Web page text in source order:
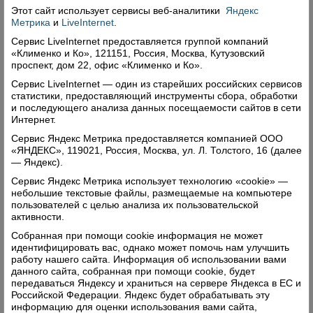
Комментарии (0)
Оставить комментарий
Свежий номер
Этот сайт использует сервисы веб-аналитики
Яндекс
Метрика и LiveInternet
Сервис LiveInternet предоставляется группой компаний
«Клименко и Ко», 121151, Россия, Москва, Кутузовский
проспект, дом 22, офис «Клименко и Ко».
Сервис LiveInternet — один из старейших российских сервисов
статистики, предоставляющий инструменты сбора, обработки
и последующего анализа данных посещаемости сайтов в сети
Интернет.
Сервис Яндекс Метрика предоставляется компанией ООО
«ЯНДЕКС», 119021, Россия, Москва, ул. Л. Толстого, 16 (далее
— Яндекс).
Сервис Яндекс Метрика использует технологию «cookie» —
небольшие текстовые файлы, размещаемые на компьютере
пользователей с целью анализа их пользовательской
активности.
Собранная при помощи cookie информация не может
идентифицировать вас, однако может помочь нам улучшить
работу нашего сайта. Информация об использовании вами
данного сайта, собранная при помощи cookie, будет
передаваться Яндексу и храниться на сервере Яндекса в ЕС и
Российской Федерации. Яндекс будет обрабатывать эту
информацию для оценки использования вами сайта,